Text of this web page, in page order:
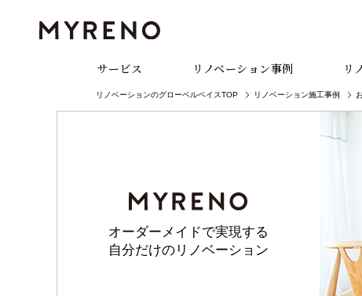
サービス リノベーション事例 リ
リノベーションのグローベルベイスTOP リノベーション施工事例
オーダーメイドで実現する
自分だけのリノベーション